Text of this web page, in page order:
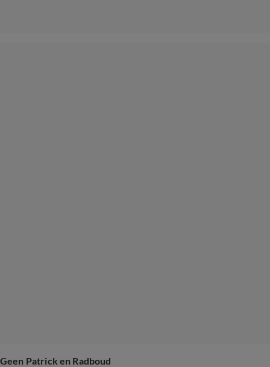
Geen Patrick en Radboud